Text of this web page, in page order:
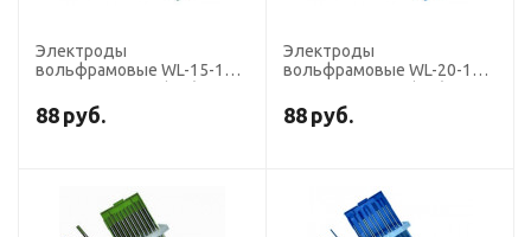
Электроды
вольфрамовые WL-15-175
алюм.+нерж.,
золотистые), для ручной
88 руб.
Электроды
вольфрамовые WL-20-175
алюм.+нерж., синие), для
ручной сварки
88 руб.